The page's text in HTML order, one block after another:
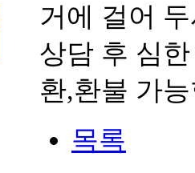
거에 걸어
상담 후 심
환,환불 가
목록